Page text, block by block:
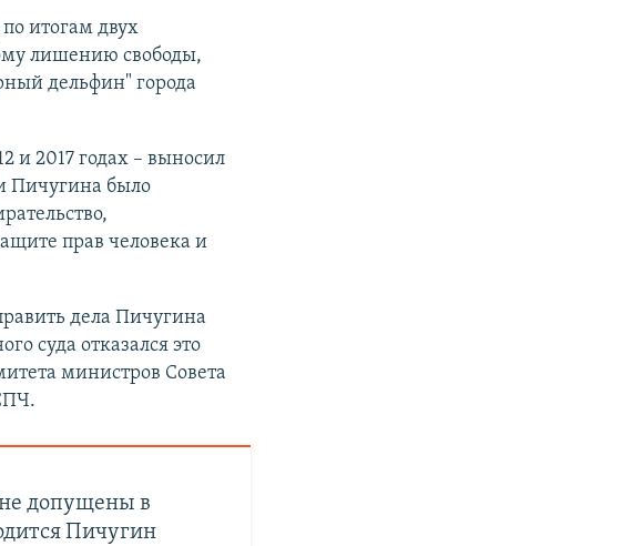
итогам двух
лишению свободы,
дельфин" города
и 2017 годах – выносил
Пичугина было
прав человека и
дела Пичугина
суда отказался это
министров Совета
допущены в
Пичугин